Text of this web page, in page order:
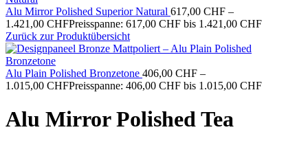
Alu Mirror Polished Superior Natural 617,00 CHF –
1.421,00 CHFPreisspanne: 617,00 CHF bis 1.421,00 CHF
Zurück zur Produktübersicht
Alu Plain Polished Bronzetone 406,00 CHF –
1.015,00 CHFPreisspanne: 406,00 CHF bis 1.015,00 CHF
Alu Mirror Polished Tea